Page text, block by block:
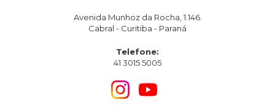
Avenida Munhoz da Rocha, 1.146.
Cabral - Curitiba - Paraná
Telefone:
41 3015 5005